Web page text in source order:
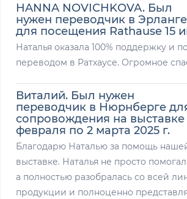
HANNA NOVICHKOVA. Был
нужен переводчик в
для посещения Rathause 15
Наталья оказала 100% поддержку и
переводом в Ратхаусе. Огромное
Виталий. Был нужен
переводчик в Нюрнберге
сопровождения на выставке
февраля по 2 марта 2025 г.
Благодарю Наталью за помощь
выставке. Наталья не просто
а полностью разобралась со всей
продукции и полноценно